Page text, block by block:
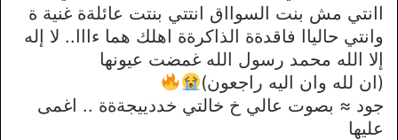
اانتي مش بنت السوااق انتتي بنتت عائلةة غنية ة
وانتي حالياا فاقدةة الذاكرةة اهلك هما ءااا.. لا إله
إلا الله محمد رسول الله غمضت عيونها
(ان لله وان اليه راجعون)
جود ≈ بصوت عالي خ خالتي خددييجةةة .. اغمى
عليها